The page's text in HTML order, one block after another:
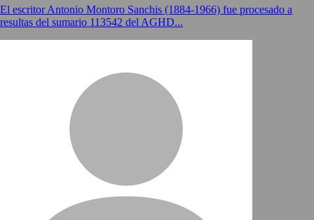
El escritor Antonio Montoro Sanchis (1884-1966) fue procesado a
resultas del sumario 113542 del AGHD...